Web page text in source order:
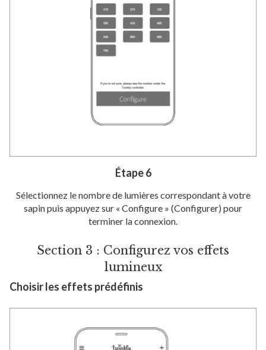
Étape 6
Sélectionnez le nombre de lumières correspondant à votre
sapin puis appuyez sur « Configure » (Configurer) pour
terminer la connexion.
Section 3 : Configurez vos effets
lumineux
Choisir les effets prédéfinis